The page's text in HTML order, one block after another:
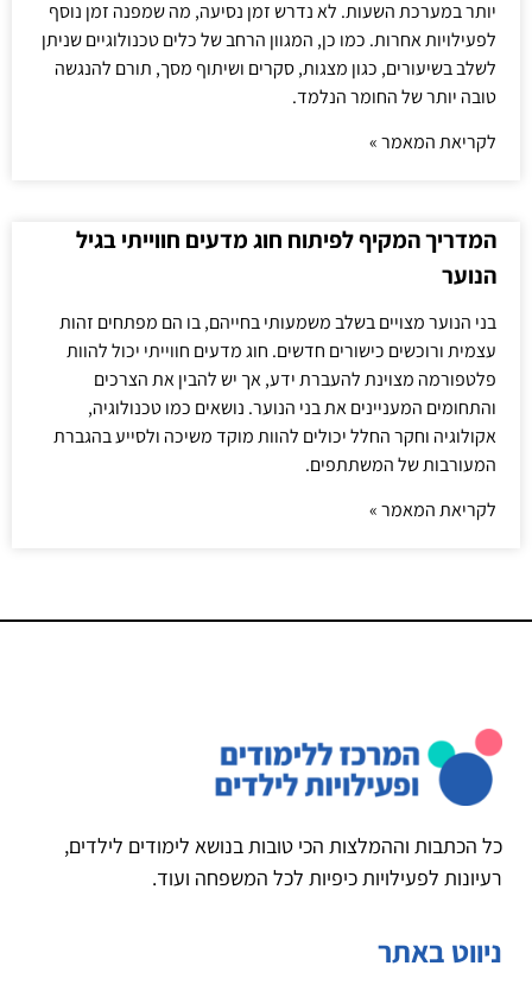
יותר במערכת השעות. לא נדרש זמן נסיעה, מה שמפנה זמן נוסף
לפעילויות אחרות. כמו כן, המגוון הרחב של כלים טכנולוגיים שניתן
לשלב בשיעורים, כגון מצגות, סקרים ושיתוף מסך, תורם להנגשה
טובה יותר של החומר הנלמד.
לקריאת המאמר »
המדריך המקיף לפיתוח חוג מדעים חווייתי בגיל
הנוער
בני הנוער מצויים בשלב משמעותי בחייהם, בו הם מפתחים זהות
עצמית ורוכשים כישורים חדשים. חוג מדעים חווייתי יכול להוות
פלטפורמה מצוינת להעברת ידע, אך יש להבין את הצרכים
והתחומים המעניינים את בני הנוער. נושאים כמו טכנולוגיה,
אקולוגיה וחקר החלל יכולים להוות מוקד משיכה ולסייע בהגברת
המעורבות של המשתתפים.
לקריאת המאמר »
כל הכתבות וההמלצות הכי טובות בנושא לימודים לילדים,
רעיונות לפעילויות כיפיות לכל המשפחה ועוד.
ניווט באתר